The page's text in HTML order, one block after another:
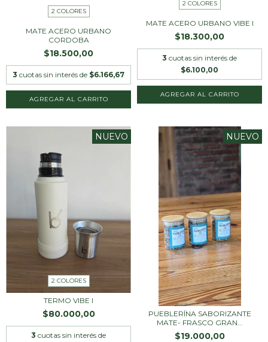
2 COLORES
MATE ACERO URBANO
CORDOBA
$18.500,00
3 cuotas sin interés de $6.166,67
AGREGAR AL CARRITO
2 COLORES
MATE ACERO URBANO VIBE I
$18.300,00
3 cuotas sin interés de
$6.100,00
AGREGAR AL CARRITO
NUEVO
2 COLORES
TERMO VIBE I
$80.000,00
3 cuotas sin interés de
NUEVO
PUEBLERÍNA SABORIZANTE
MATE- FRASCO GRAN...
$19.000,00